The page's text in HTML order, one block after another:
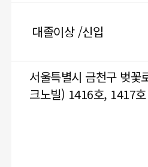
대졸이상 /신입
서울특별시 금천구 벚꽃
크노빌) 1416호, 1417호